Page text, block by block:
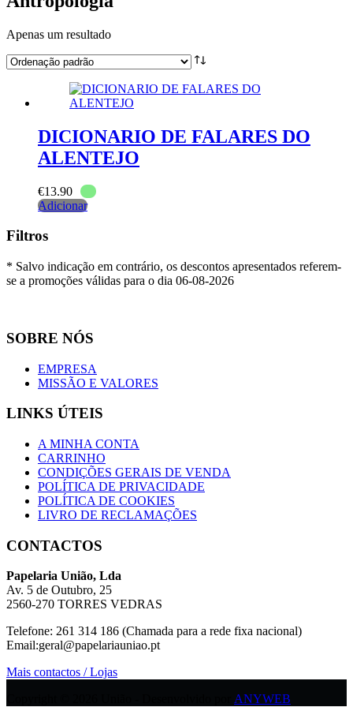
Apenas um resultado
DICIONARIO DE FALARES DO
ALENTEJO
€13.90
Adicionar
Filtros
* Salvo indicação em contrário, os descontos apresentados referem-
se a promoções válidas para o dia 06-08-2026
SOBRE NÓS
EMPRESA
MISSÃO E VALORES
LINKS ÚTEIS
A MINHA CONTA
CARRINHO
CONDIÇÕES GERAIS DE VENDA
POLÍTICA DE PRIVACIDADE
POLÍTICA DE COOKIES
LIVRO DE RECLAMAÇÕES
CONTACTOS
Papelaria União, Lda
Av. 5 de Outubro, 25
2560-270 TORRES VEDRAS
Telefone: 261 314 186 (Chamada para a rede fixa nacional)
Email:geral@papelariauniao.pt
Mais contactos / Lojas
ANYWEB